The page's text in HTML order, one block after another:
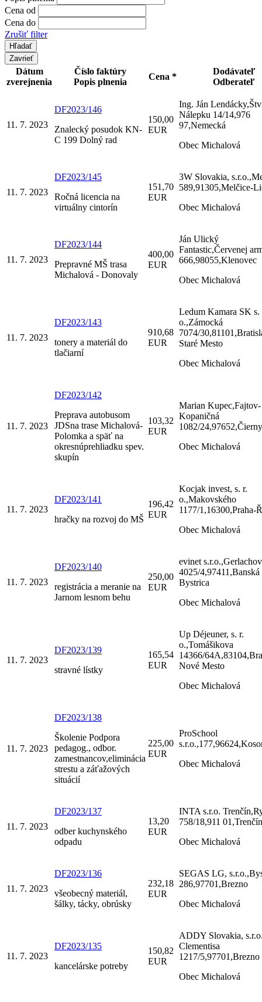
Cena od
Cena do
Zrušiť filter
Zavrieť
Dátum
zverejnenia
Číslo faktúry
Popis plnenia
Cena *
Dodávateľ
Odberateľ
11. 7. 2023
DF2023/146
Znalecký posudok KN-
C 199 Dolný rad
150,00
EUR
Ing. Ján
Nálepku 14/14,976
97,Nemecká
Obec Michalová
11. 7. 2023
DF2023/145
Ročná licencia na
virtuálny cintorín
151,70
EUR
3W Slovakia,
589,91305,Melčice-
Obec Michalová
11. 7. 2023
DF2023/144
Prepravné MŠ trasa
Michalová - Donovaly
400,00
EUR
Ján Ulický
Fantastic,Červenej
666,98055,Klenovec
Obec Michalová
11. 7. 2023
DF2023/143
tonery a materiál do
tlačiarní
910,68
EUR
Ledum Kamara SK s.
o.,Zámocká
7074/
Staré Mesto
Obec Michalová
11. 7. 2023
DF2023/142
Preprava autobusom
JDSna trase Michalová-
Polomka a späť na
okresnúprehliadku spev.
skupín
103,32
EUR
Marian Kupec,Fajtov-
Kopaničná
1082/
Obec Michalová
11. 7. 2023
DF2023/141
hračky na rozvoj do MŠ
196,42
EUR
Kocjak invest, s. r.
o.,Makovského
1177/1,16300,Praha-
Obec Michalová
11. 7. 2023
DF2023/140
registrácia a meranie na
Jarnom lesnom behu
250,00
EUR
evinet
4025/4,97411,Banská
Bystrica
Obec Michalová
11. 7. 2023
DF2023/139
stravné lístky
165,54
EUR
Up Déjeuner, s. r.
o.,Tomášikova
14366/
Nové Mesto
Obec Michalová
11. 7. 2023
DF2023/138
Školenie Podpora
pedagog., odbor.
zamestnancov,eliminácia
strestu a záťažových
situácií
225,00
EUR
ProSchool
Obec Michalová
11. 7. 2023
DF2023/137
odber kuchynského
odpadu
13,20
EUR
INTA s.r.o.
758/18,911 01,Trenčín
Obec Michalová
11. 7. 2023
DF2023/136
všeobecný materiál,
šálky, tácky, obrúsky
232,18
EUR
SEGAS LG,
286,97701,Brezno
Obec Michalová
11. 7. 2023
DF2023/135
kancelárske potreby
150,82
EUR
ADDY Slovakia,
Clementisa
1217/5,97701,Brezno
Obec Michalová